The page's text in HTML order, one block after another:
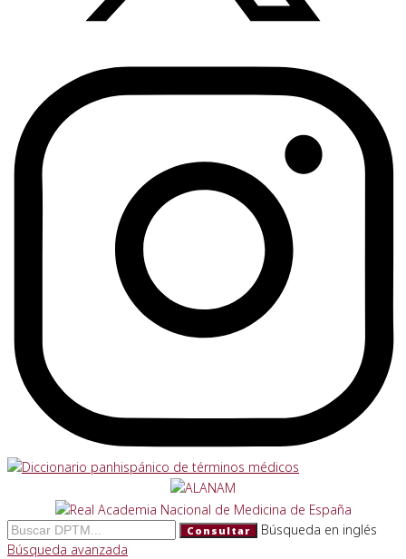
Consultar
Búsqueda en inglés
Búsqueda avanzada